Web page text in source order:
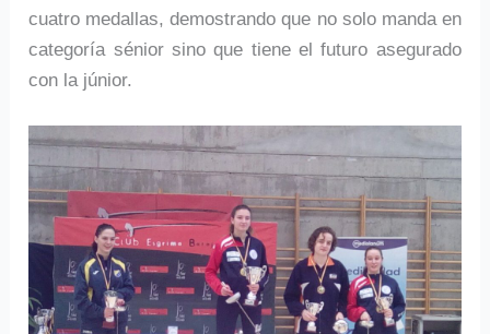
cuatro medallas, demostrando que no solo manda en
categoría sénior sino que tiene el futuro asegurado
con la júnior.